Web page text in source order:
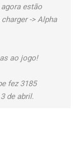
estão
-> Alpha
ao jogo!
fez 3185
de abril.